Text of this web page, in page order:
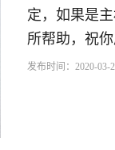
定，如果是
所帮助，祝
发布时间：2020-03-